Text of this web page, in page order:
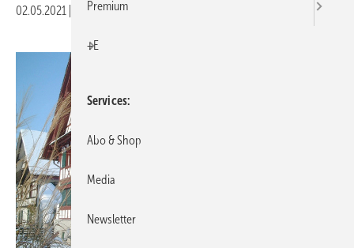
02.05.2021 Veröffentlicht in
Premium
+E
Services
Abo & Shop
Media
Newsletter